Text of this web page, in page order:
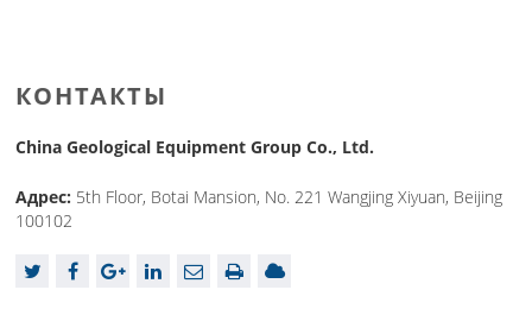
КОНТАКТЫ
China Geological Equipment Group Co., Ltd.
Адрес: 5th Floor, Botai Mansion, No. 221 Wangjing Xiyuan, Beijing
100102